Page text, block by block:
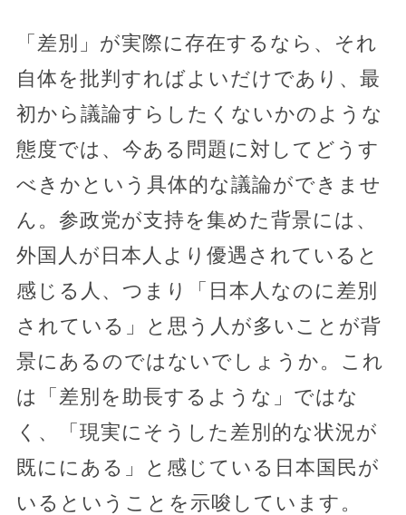
「差別」が実際に存在するなら、それ
自体を批判すればよいだけであり、最
初から議論すらしたくないかのような
態度では、今ある問題に対してどうす
べきかという具体的な議論ができませ
ん。参政党が支持を集めた背景には、
外国人が日本人より優遇されていると
感じる人、つまり「日本人なのに差別
されている」と思う人が多いことが背
景にあるのではないでしょうか。これ
は「差別を助長するような」ではな
く、「現実にそうした差別的な状況が
既ににある」と感じている日本国民が
いるということを示唆しています。